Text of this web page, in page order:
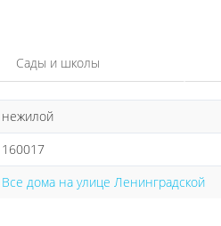
Сады и школы
нежилой
160017
Все дома на улице Ленинградской